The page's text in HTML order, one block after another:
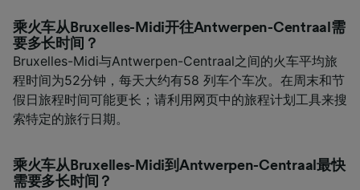
乘火车从Bruxelles-Midi开往Antwerpen-Centraal需
要多长时间？
Bruxelles-Midi与Antwerpen-Centraal之间的火车平均旅
程时间为52分钟，每天大约有58 列车个车次。在周末和节
假日旅程时间可能更长；请利用网页中的旅程计划工具来搜
索特定的旅行日期。
乘火车从Bruxelles-Midi到Antwerpen-Centraal最快
需要多长时间？